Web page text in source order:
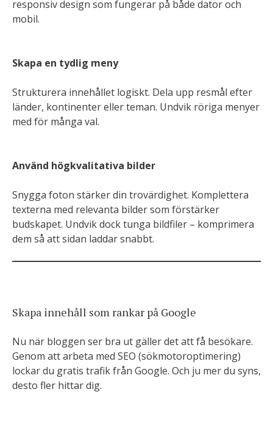
responsiv design som fungerar på både dator och
mobil.
Skapa en tydlig meny
Strukturera innehållet logiskt. Dela upp resmål efter
länder, kontinenter eller teman. Undvik röriga menyer
med för många val.
Använd högkvalitativa bilder
Snygga foton stärker din trovärdighet. Komplettera
texterna med relevanta bilder som förstärker
budskapet. Undvik dock tunga bildfiler – komprimera
dem så att sidan laddar snabbt.
Skapa innehåll som rankar på Google
Nu när bloggen ser bra ut gäller det att få besökare.
Genom att arbeta med SEO (sökmotoroptimering)
lockar du gratis trafik från Google. Och ju mer du syns,
desto fler hittar dig.